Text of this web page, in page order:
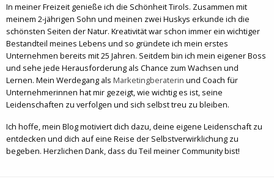
In meiner Freizeit genieße ich die Schönheit Tirols. Zusammen mit
meinem 2-jährigen Sohn und meinen zwei Huskys erkunde ich die
schönsten Seiten der Natur. Kreativität war schon immer ein wichtiger
Bestandteil meines Lebens und so gründete ich mein erstes
Unternehmen bereits mit 25 Jahren. Seitdem bin ich mein eigener Boss
und sehe jede Herausforderung als Chance zum Wachsen und
Lernen. Mein Werdegang als Marketingberaterin und Coach für
Unternehmerinnen hat mir gezeigt, wie wichtig es ist, seine
Leidenschaften zu verfolgen und sich selbst treu zu bleiben.
Ich hoffe, mein Blog motiviert dich dazu, deine eigene Leidenschaft zu
entdecken und dich auf eine Reise der Selbstverwirklichung zu
begeben. Herzlichen Dank, dass du Teil meiner Community bist!